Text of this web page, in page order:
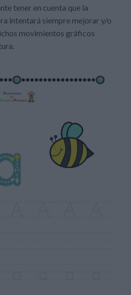
tener en cuenta que la
intentará siempre mejorar y/o
movimientos gráficos